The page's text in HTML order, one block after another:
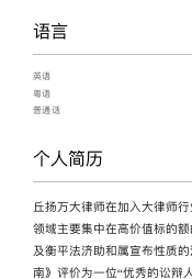
语言
英语
粤语
普通话
个人简历
丘扬万大律师在加入大律师
领域主要集中在高价值标的
及衡平法济助和属宣布性质
南》评价为一位“优秀的讼辩